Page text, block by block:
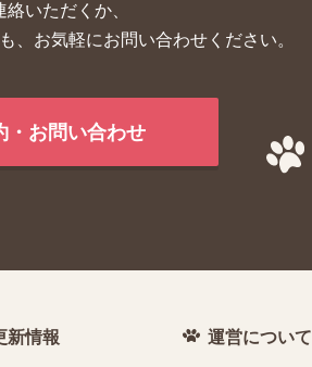
いただくか、
、お気軽にお問い合わせください。
・お問い合わせ
新情報 運営について